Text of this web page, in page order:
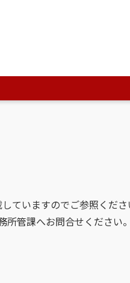
していますのでご参照くだ
所管課へお問合せください